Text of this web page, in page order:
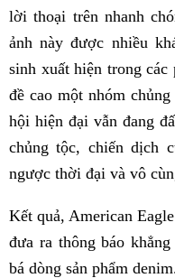
lời thoại trên nhanh
ảnh này được nhiều
sinh xuất hiện trong các
đề cao một nhóm
hội hiện đại vẫn đang
chủng tộc, chiến dịch
ngược thời đại và vô
Kết quả, American
đưa ra thông báo
bá dòng sản phẩm